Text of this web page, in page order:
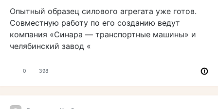
Опытный образец силового агрегата уже готов.
Совместную работу по его созданию ведут
компания «Синара — транспортные машины» и
челябинский завод «
0 398